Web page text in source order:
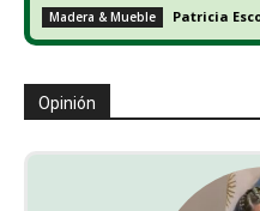
Madera & Mueble Patricia
Opinión